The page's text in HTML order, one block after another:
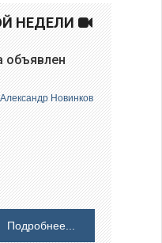
НЕДЕЛИ
объявлен
Александр Новинков
Подробнее...